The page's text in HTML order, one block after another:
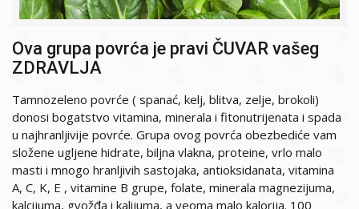
Ova grupa povrća je pravi ČUVAR vašeg
ZDRAVLJA
Tamnozeleno povrće ( spanać, kelj, blitva, zelje, brokoli)
donosi bogatstvo vitamina, minerala i fitonutrijenata i spada
u najhranljivije povrće. Grupa ovog povrća obezbediće vam
složene ugljene hidrate, biljna vlakna, proteine, vrlo malo
masti i mnogo hranljivih sastojaka, antioksidanata, vitamina
A, C, K, E , vitamine B grupe, folate, minerala magnezijuma,
kalcijuma, gvožđa i kalijuma, a veoma malo kalorija. 100